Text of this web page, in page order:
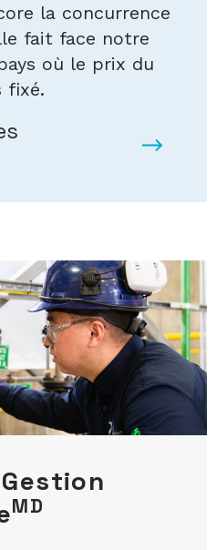
la concurrence
fait face notre
où le prix du
fixé.
MD